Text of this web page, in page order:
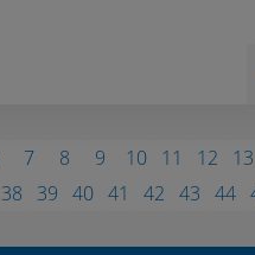
7 8 9 10 11 12 13
38 39 40 41 42 43 44